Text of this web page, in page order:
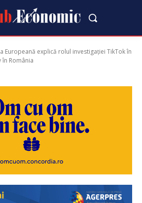
Europeană explică rolul investigației TikTok în
România